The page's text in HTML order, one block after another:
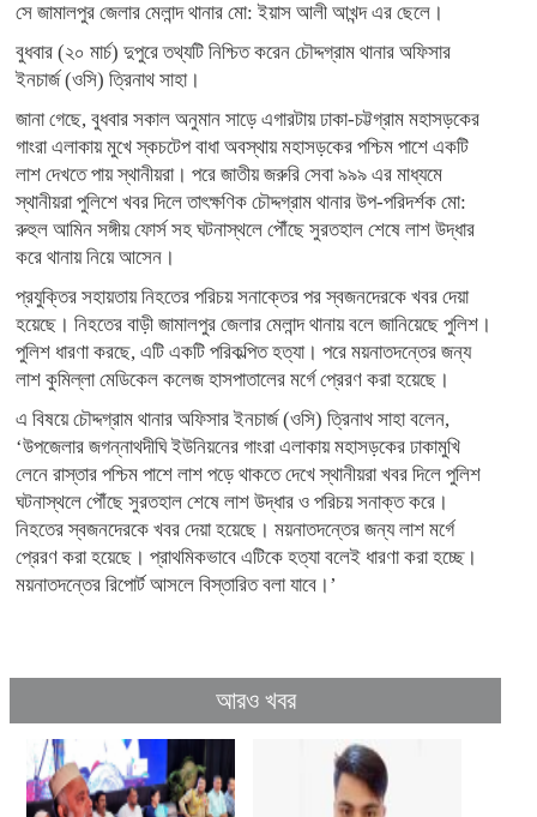
সে জামালপুর জেলার মেলান্দ থানার মো: ইয়াস আলী আখন্দ এর ছেলে।
বুধবার (২০ মার্চ) দুপুরে তথ্যটি নিশ্চিত করেন চৌদ্দগ্রাম থানার অফিসার
ইনচার্জ (ওসি) ত্রিনাথ সাহা।
জানা গেছে, বুধবার সকাল অনুমান সাড়ে এগারটায় ঢাকা-চট্টগ্রাম মহাসড়কের
গাংরা এলাকায় মুখে স্কচটেপ বাধা অবস্থায় মহাসড়কের পশ্চিম পাশে একটি
লাশ দেখতে পায় স্থানীয়রা। পরে জাতীয় জরুরি সেবা ৯৯৯ এর মাধ্যমে
স্থানীয়রা পুলিশে খবর দিলে তাৎক্ষণিক চৌদ্দগ্রাম থানার উপ-পরিদর্শক মো:
রুহুল আমিন সঙ্গীয় ফোর্স সহ ঘটনাস্থলে পৌঁছে সুরতহাল শেষে লাশ উদ্ধার
করে থানায় নিয়ে আসেন।
প্রযুক্তির সহায়তায় নিহতের পরিচয় সনাক্তের পর স্বজনদেরকে খবর দেয়া
হয়েছে। নিহতের বাড়ী জামালপুর জেলার মেলান্দ থানায় বলে জানিয়েছে পুলিশ।
পুলিশ ধারণা করছে, এটি একটি পরিকল্পিত হত্যা। পরে ময়নাতদন্তের জন্য
লাশ কুমিল্লা মেডিকেল কলেজ হাসপাতালের মর্গে প্রেরণ করা হয়েছে।
এ বিষয়ে চৌদ্দগ্রাম থানার অফিসার ইনচার্জ (ওসি) ত্রিনাথ সাহা বলেন,
‘উপজেলার জগন্নাথদীঘি ইউনিয়নের গাংরা এলাকায় মহাসড়কের ঢাকামুখি
লেনে রাস্তার পশ্চিম পাশে লাশ পড়ে থাকতে দেখে স্থানীয়রা খবর দিলে পুলিশ
ঘটনাস্থলে পৌঁছে সুরতহাল শেষে লাশ উদ্ধার ও পরিচয় সনাক্ত করে।
নিহতের স্বজনদেরকে খবর দেয়া হয়েছে। ময়নাতদন্তের জন্য লাশ মর্গে
প্রেরণ করা হয়েছে। প্রাথমিকভাবে এটিকে হত্যা বলেই ধারণা করা হচ্ছে।
ময়নাতদন্তের রিপোর্ট আসলে বিস্তারিত বলা যাবে।’
আরও খবর